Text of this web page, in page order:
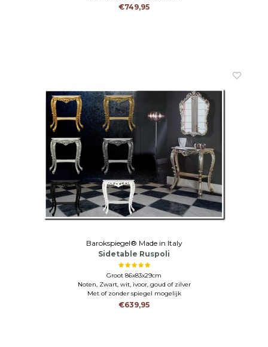
€749,95
Barokspiegel® Made in Italy
Sidetable Ruspoli
Groot 86x83x29cm
Noten, Zwart, wit, ivoor, goud of zilver
Met of zonder spiegel mogelijk
€639,95